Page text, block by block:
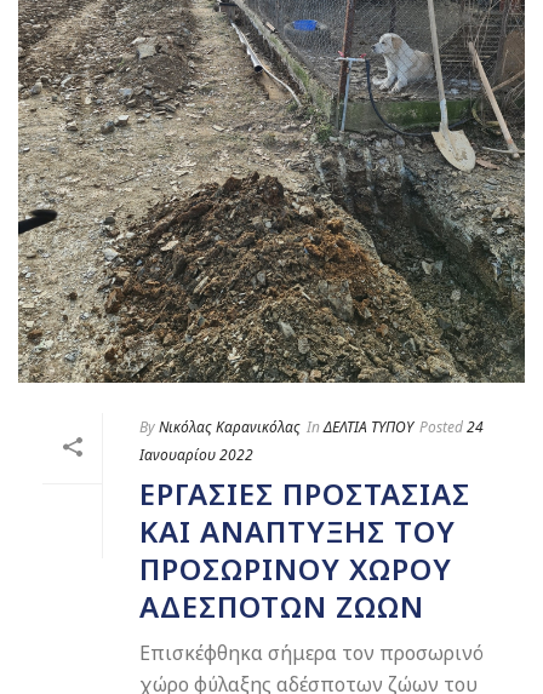
ByΝικόλας Καρανικόλας InΔΕΛΤΙΑ ΤΥΠΟΥ Posted24
Ιανουαρίου 2022
ΕΡΓΑΣΊΕΣ ΠΡΟΣΤΑΣΊΑΣ
ΚΑΙ ΑΝΆΠΤΥΞΗΣ ΤΟΥ
ΠΡΟΣΩΡΙΝΟΎ ΧΏΡΟΥ
ΑΔΈΣΠΟΤΩΝ ΖΏΩΝ
Επισκέφθηκα σήμερα τον προσωρινό
χώρο φύλαξης αδέσποτων ζώων του